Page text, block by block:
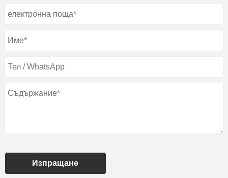
Изпращане